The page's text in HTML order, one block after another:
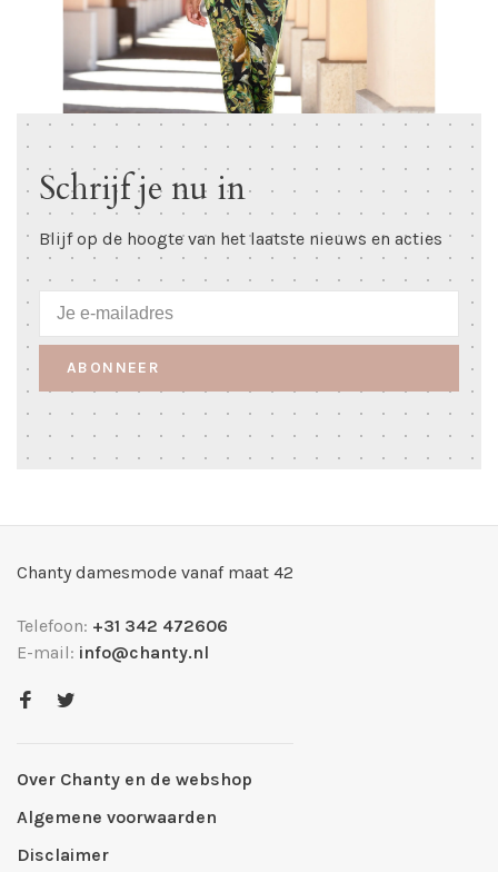
Schrijf je nu in
Blijf op de hoogte van het laatste nieuws en acties
ABONNEER
Chanty damesmode vanaf maat 42
Telefoon: +31 342 472606
E-mail: info@chanty.nl
Over Chanty en de webshop
Algemene voorwaarden
Disclaimer